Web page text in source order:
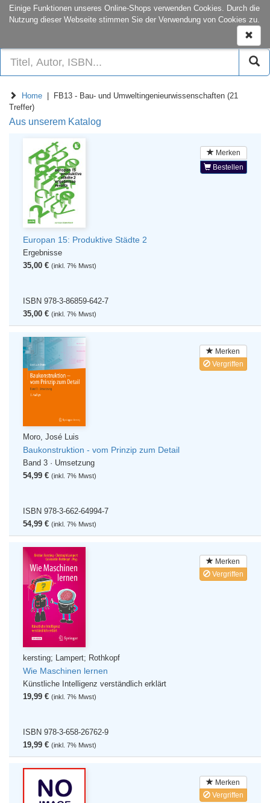
Einige Funktionen unseres Online-Shops verwenden Cookies. Durch die
Nutzung dieser Webseite stimmen Sie der Verwendung von Cookies zu.
onCampus:S1|03 +49 6151-16-22444
ein-/
Home | FB13 - Bau- und Umweltingenieurwissenschaften (21
Treffer)
Aus unserem Katalog
Merken
Bestellen
Europan 15: Produktive Städte 2
Ergebnisse
35,00 € (inkl. 7% Mwst)
ISBN 978-3-86859-642-7
35,00 € (inkl. 7% Mwst)
Merken
Vergriffen
Moro, José Luis
Baukonstruktion - vom Prinzip zum Detail
Band 3 · Umsetzung
54,99 € (inkl. 7% Mwst)
ISBN 978-3-662-64994-7
54,99 € (inkl. 7% Mwst)
Merken
Vergriffen
kersting; Lampert; Rothkopf
Wie Maschinen lernen
Künstliche Intelligenz verständlich erklärt
19,99 € (inkl. 7% Mwst)
ISBN 978-3-658-26762-9
19,99 € (inkl. 7% Mwst)
Merken
Vergriffen